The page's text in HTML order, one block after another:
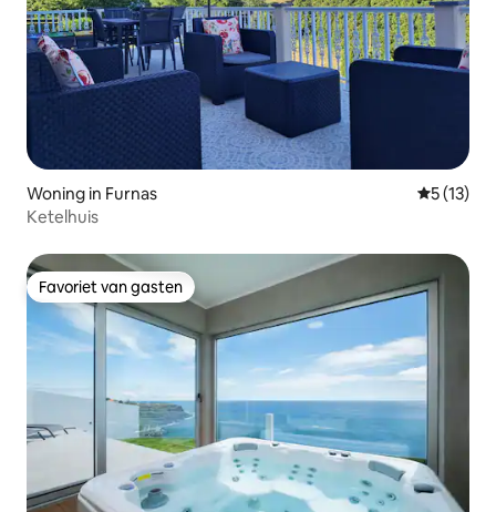
Woning in Furnas
5 (13)
Ketelhuis
Favoriet van gasten
Favoriet van gasten